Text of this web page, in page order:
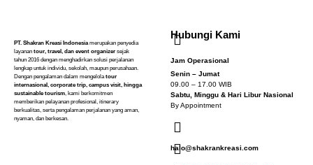
PT. Shakran Kreasi Indonesiamerupakan penyedia
layanan tour, travel, dan event organizer sejak
tahun 2016 dengan menghadirkan solusi perjalanan
lengkap untuk individu, sekolah, maupun perusahaan.
Dengan pengalaman dalam mengelolatour
internasional, corporate trip, campus visit, hingga
sustainable tourism, kami berkomitmen
memberikan pelayanan profesional, itinerary
berkualitas, serta pengalaman perjalanan yang aman,
nyaman, dan berkesan.
Hubungi Kami
Jam Operasional
Senin – Jumat
09.00 – 17.00 WIB
Sabtu, Minggu & Hari Libur Nasional
By Appointment
halo@shakrankreasi.com